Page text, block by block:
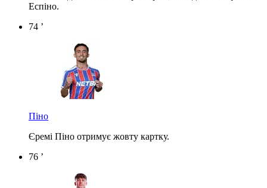
Еспіно.
74 ’
Піно
Єремі Піно отримує жовту картку.
76 ’